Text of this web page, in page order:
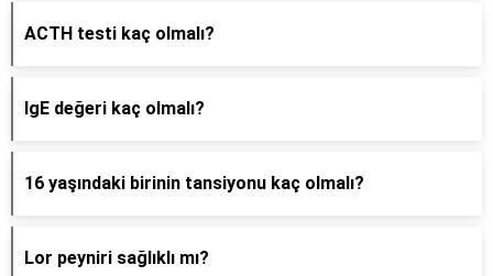
ACTH testi kaç olmalı?
IgE değeri kaç olmalı?
16 yaşındaki birinin tansiyonu kaç olmalı?
Lor peyniri sağlıklı mı?